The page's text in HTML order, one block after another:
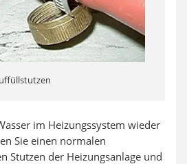
im Heizungssystem wieder
Sie einen normalen
Stutzen der Heizungsanlage und